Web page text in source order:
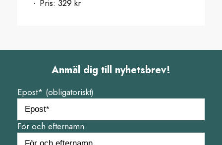
Pris: 329 kr
Anmäl dig till nyhetsbrev!
Epost* (obligatoriskt)
För och efternamn